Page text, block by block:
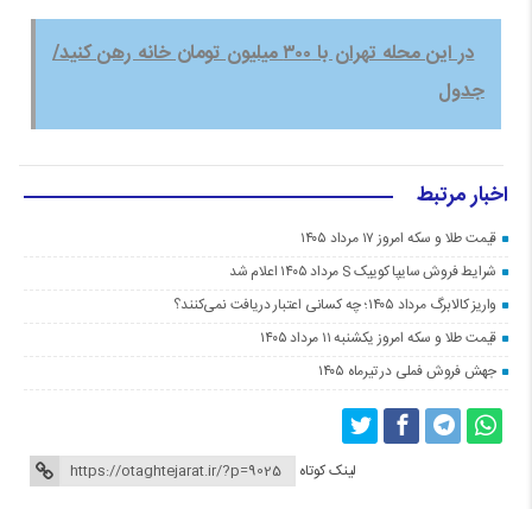
در این محله تهران با ۳۰۰ میلیون تومان خانه رهن کنید/
جدول
اخبار مرتبط
قیمت طلا و سکه امروز ۱۷ مرداد ۱۴۰۵
شرایط فروش سایپا کوییک S مرداد ۱۴۰۵ اعلام شد
واریز کالابرگ مرداد ۱۴۰۵؛ چه کسانی اعتبار دریافت نمی‌کنند؟
قیمت طلا و سکه امروز یکشنبه ۱۱ مرداد ۱۴۰۵
جهش فروش فملی در تیرماه ۱۴۰۵
لینک کوتاه